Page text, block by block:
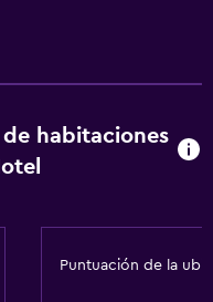
habitaciones
Puntuación de la